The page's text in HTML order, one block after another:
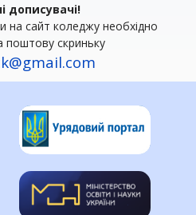
дописувачі!
на сайт коледжу необхідно
поштову скриньку